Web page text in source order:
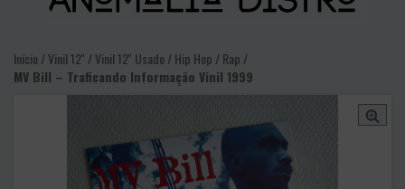
Início /Vinil 12'' /Vinil 12'' Usado /Hip Hop / Rap /
MV Bill – Traficando Informação Vinil 1999